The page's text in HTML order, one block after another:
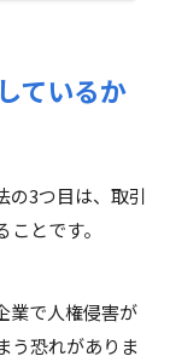
ているか
の3つ目は、取引
とです。
業で人権侵害が
う恐れがありま